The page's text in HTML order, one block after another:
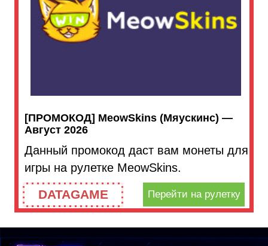
[ПРОМОКОД] MeowSkins (Мяускинс) —
Август 2026
Данный промокод даст вам монеты для
игры на рулетке MeowSkins.
DATAGAME Перейти на рулетку